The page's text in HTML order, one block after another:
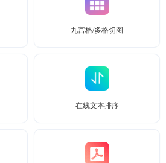
九宫格/多格切图
在线文本排序